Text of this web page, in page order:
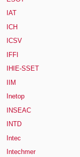
IAT
ICH
ICSV
IFFI
IHIE-SSET
IIM
Inetop
INSEAC
INTD
Intec
Intechmer